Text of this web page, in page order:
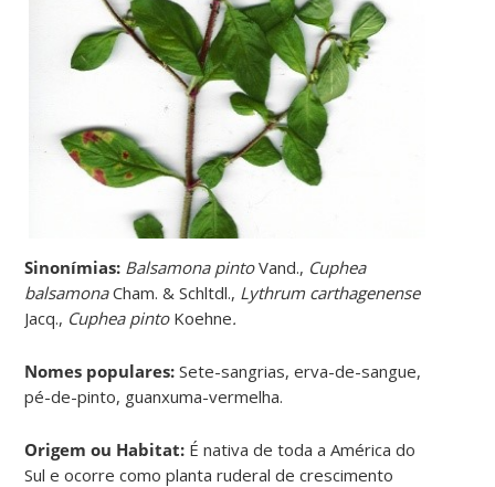
Sinonímias: Balsamona pintoVand., Cuphea
balsamonaCham. & Schltdl., Lythrum carthagenense
Jacq., Cuphea pintoKoehne.
Nomes populares:Sete-sangrias, erva-de-sangue,
pé-de-pinto, guanxuma-vermelha.
Origem ou Habitat: É nativa de toda a América do
Sul e ocorre como planta ruderal de crescimento